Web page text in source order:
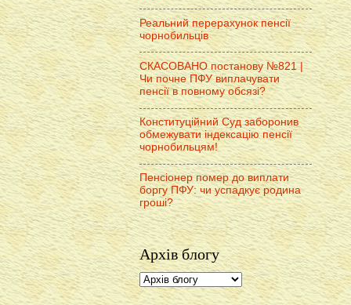
Реальний перерахунок пенсії
чорнобильців
СКАСОВАНО постанову №821 |
Чи почне ПФУ виплачувати
пенсії в повному обсязі?
Конституційний Суд заборонив
обмежувати індексацію пенсії
чорнобильцям!
Пенсіонер помер до виплати
боргу ПФУ: чи успадкує родина
гроші?
Архів блогу